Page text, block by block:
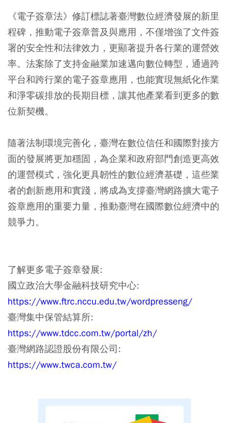
《電子簽章法》修訂標誌著臺灣數位經濟發展的新里
程碑，推動電子簽章普及與應用，不僅增強了文件簽
署的安全性和法律效力，更顯著提升各行業的運營效
率。法案除了支持金融業加速邁向數位轉型，通過跨
平台和跨行業的電子簽章應用，也能實現無紙化作業
和淨零碳排放的長期目標，讓其他產業看到更多的數
位新契機。
隨著法制環境完善化，臺灣在數位信任和國際對接方
面的發展將更加穩固，為企業和政府部門創造更高效
的運營模式，強化更具韌性的數位經濟基礎，這些業
者的創新應用和實踐，將成為支撐臺灣網路擴大電子
簽章應用的重要力量，推動臺灣在國際數位經濟中的
競爭力。
了解更多電子簽章發展:
國立政治大學金融科技研究中心:
https://www.ftrc.nccu.edu.tw/wordpresseng/
臺灣集中保管結算所:
https://www.tdcc.com.tw/portal/zh/
臺灣網路認證股份有限公司:
https://www.twca.com.tw/